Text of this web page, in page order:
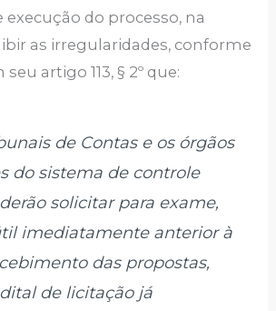
execução do processo, na
as irregularidades, conforme
artigo 113, § 2º que:
de Contas e os órgãos
do sistema de controle
solicitar para exame,
imediatamente anterior à
das propostas,
de licitação já